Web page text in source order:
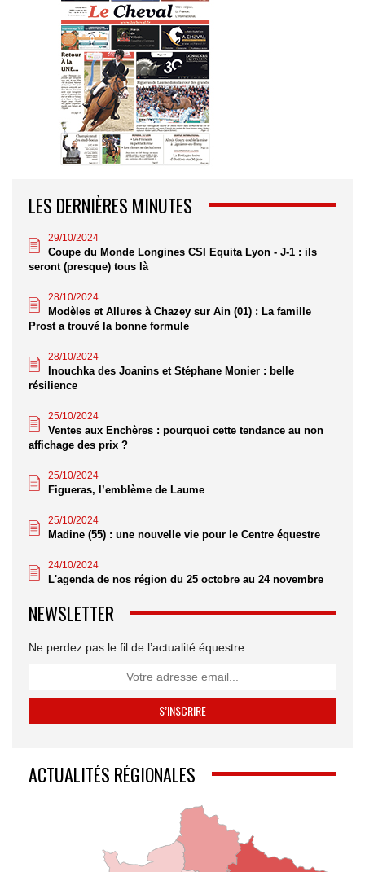
LES DERNIÈRES MINUTES
29/10/2024
Coupe du Monde Longines CSI Equita Lyon - J-1 : ils
seront (presque) tous là
28/10/2024
Modèles et Allures à Chazey sur Ain (01) : La famille
Prost a trouvé la bonne formule
28/10/2024
Inouchka des Joanins et Stéphane Monier : belle
résilience
25/10/2024
Ventes aux Enchères : pourquoi cette tendance au non
affichage des prix ?
25/10/2024
Figueras, l’emblème de Laume
25/10/2024
Madine (55) : une nouvelle vie pour le Centre équestre
24/10/2024
L'agenda de nos région du 25 octobre au 24 novembre
NEWSLETTER
Ne perdez pas le fil de l’actualité équestre
ACTUALITÉS RÉGIONALES